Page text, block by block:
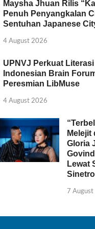
Maysha Jhuan Rilis
Penuh Penyangkalan
Sentuhan Japanese
4 August 2026
UPNVJ Perkuat
Indonesian Brain
Peresmian LibMuse
4 August 2026
Melejit
Gloria
Lewat
7